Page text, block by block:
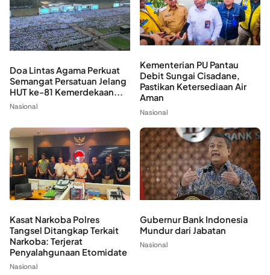
Doa Lintas Agama Perkuat
Semangat Persatuan Jelang
HUT ke-81 Kemerdekaan...
Nasional
Kementerian PU Pantau
Debit Sungai Cisadane,
Pastikan Ketersediaan Air
Aman
Nasional
Kasat Narkoba Polres
Tangsel Ditangkap Terkait
Narkoba: Terjerat
Penyalahgunaan Etomidate
Nasional
Gubernur Bank Indonesia
Mundur dari Jabatan
Nasional